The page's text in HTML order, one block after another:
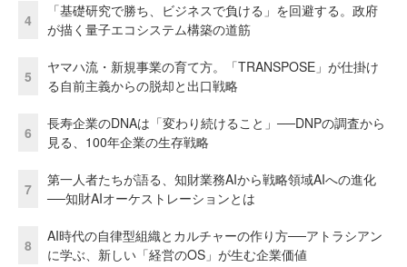
4
「基礎研究で勝ち、ビジネスで負ける」を回避する。政府
が描く量子エコシステム構築の道筋
5
ヤマハ流・新規事業の育て方。「TRANSPOSE」が仕掛け
る自前主義からの脱却と出口戦略
6
長寿企業のDNAは「変わり続けること」──DNPの調査から
見る、100年企業の生存戦略
7
第一人者たちが語る、知財業務AIから戦略領域AIへの進化
──知財AIオーケストレーションとは
8
AI時代の自律型組織とカルチャーの作り方──アトラシアン
に学ぶ、新しい「経営のOS」が生む企業価値